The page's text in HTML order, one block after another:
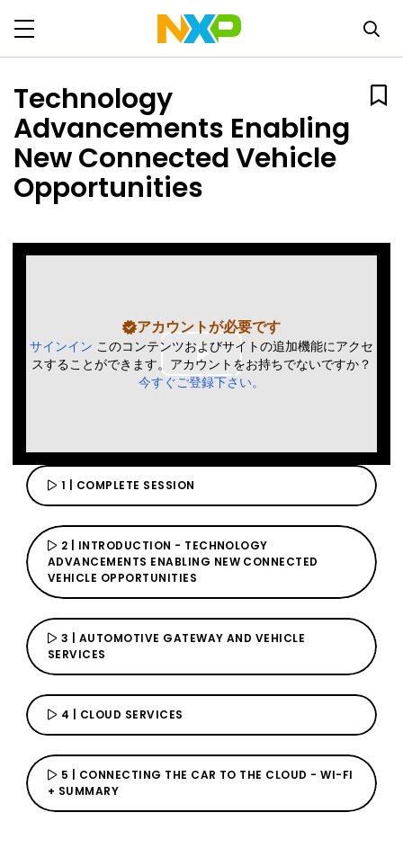
Technology
Advancements Enabling
New Connected Vehicle
Opportunities
Play
アカウントが必要です
サインイン このコンテンツおよびサイトの追加機能にアクセ
スすることができます。アカウントをお持ちでないですか？
今すぐご登録下さい。
スすることができます。アカウントをお持ちでないですか？
今すぐご登録下さい。
スすることができます。アカウントをお持ちでないですか？
今すぐご登録下さい。
スすることができます。アカウントをお持ちでないですか？
今すぐご登録下さい。
スすることができます。アカウントをお持ちでないですか？
今すぐご登録下さい。
1 | COMPLETE SESSION
2 | INTRODUCTION - TECHNOLOGY
ADVANCEMENTS ENABLING NEW CONNECTED
VEHICLE OPPORTUNITIES
3 | AUTOMOTIVE GATEWAY AND VEHICLE
SERVICES
4 | CLOUD SERVICES
5 | CONNECTING THE CAR TO THE CLOUD - WI-FI
+ SUMMARY